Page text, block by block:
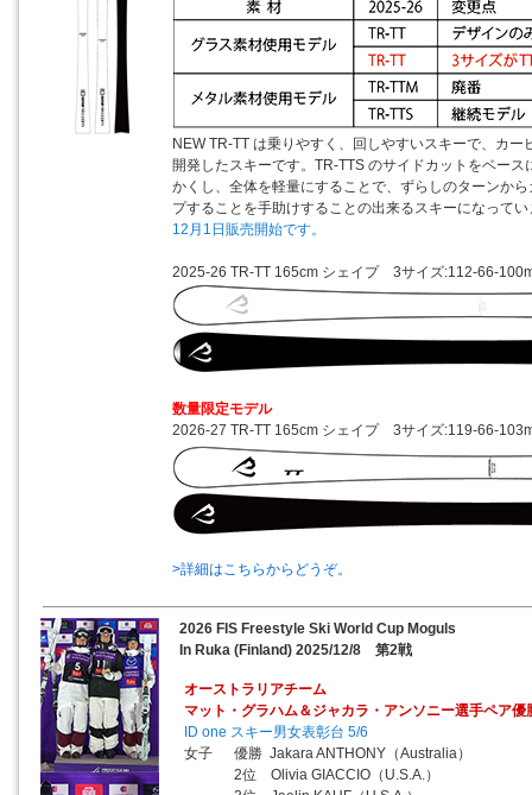
NEW TR-TT は乗りやすく、回しやすいスキーで、カ
開発したスキーです。TR-TTS のサイドカットをベー
かくし、全体を軽量にすることで、ずらしのターンか
プすることを手助けすることの出来るスキーになって
12月1日販売開始です。
2025-26 TR-TT 165cm シェイプ 3サイズ:112-66-
数量限定モデル
2026-27 TR-TT 165cm シェイプ 3サイズ:119-66-
>詳細はこちらからどうぞ。
2026 FIS Freestyle Ski World Cup Moguls
In Ruka (Finland) 2025/12/8 第2戦
オーストラリアチーム
マット・グラハム＆ジャカラ・アンソニー選手ペア優
ID one スキー男女表彰台 5/6
女子 優勝 Jakara ANTHONY（Australia）
2位 Olivia GIACCIO（U.S.A.）